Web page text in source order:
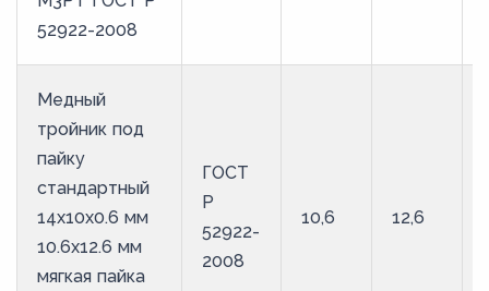
52922-2008
Медный
тройник под
пайку
стандартный
14х10х0.6 мм
10.6х12.6 мм
мягкая пайка
ГОСТ
Р
52922-
2008
10,6 12,6